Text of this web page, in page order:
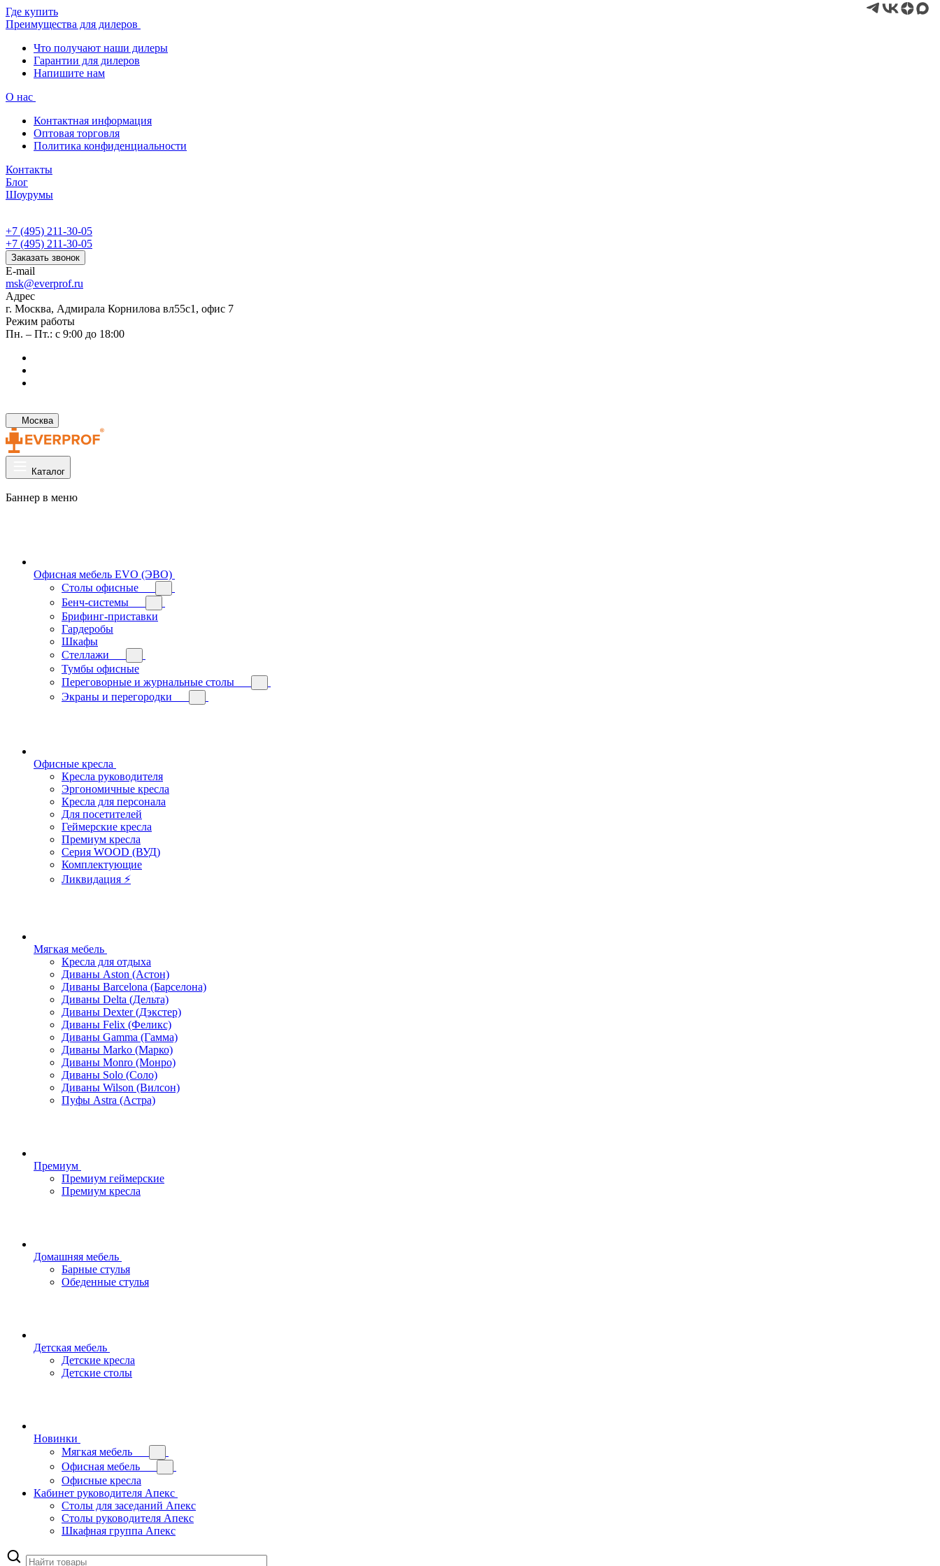
Где купить
Преимущества для дилеров
Что получают наши дилеры
Гарантии для дилеров
Напишите нам
О нас
Контактная информация
Оптовая торговля
Политика конфиденциальности
Контакты
Блог
Шоурумы
+7 (495) 211-30-05
+7 (495) 211-30-05
Заказать звонок
E-mail
msk@everprof.ru
Адрес
г. Москва, Адмирала Корнилова вл55с1, офис 7
Режим работы
Пн. – Пт.: с 9:00 до 18:00
Москва
Каталог
Баннер в меню
Офисная мебель EVO (ЭВО)
Cтолы офисные
Бенч-системы
Брифинг-приставки
Гардеробы
Шкафы
Стеллажи
Тумбы офисные
Переговорные и журнальные столы
Экраны и перегородки
Офисные кресла
Кресла руководителя
Эргономичные кресла
Кресла для персонала
Для посетителей
Геймерские кресла
Премиум кресла
Серия WOOD (ВУД)
Комплектующие
Ликвидация ⚡
Мягкая мебель
Кресла для отдыха
Диваны Aston (Астон)
Диваны Barcelona (Барселона)
Диваны Delta (Дельта)
Диваны Dexter (Дэкстер)
Диваны Felix (Феликс)
Диваны Gamma (Гамма)
Диваны Marko (Марко)
Диваны Monro (Монро)
Диваны Solo (Соло)
Диваны Wilson (Вилсон)
Пуфы Astra (Астра)
Премиум
Премиум геймерские
Премиум кресла
Домашняя мебель
Барные стулья
Обеденные стулья
Детская мебель
Детские кресла
Детские столы
Новинки
Мягкая мебель
Офисная мебель
Офисные кресла
Кабинет руководителя Апекс
Столы для заседаний Апекс
Столы руководителя Апекс
Шкафная группа Апекс